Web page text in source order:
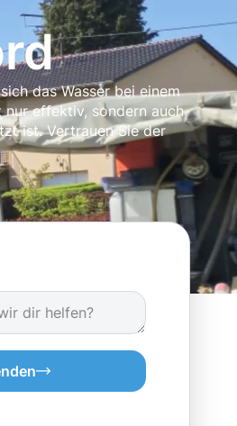
das Wasser bei einem
effektiv, sondern auch
ist. Vertrauen Sie der